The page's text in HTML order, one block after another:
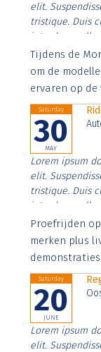
elit.
tristique. Duis
interdum
Aenean
imperdiet.
Tijdens de
om de
ervaren op de
Saturday
30
MAY
Lorem ipsum
elit.
tristique. Duis
interdum
Aenean
imperdiet.
Proefrijden
merken plus
demonstraties
Saturday
20
JUNE
Lorem ipsum
elit.